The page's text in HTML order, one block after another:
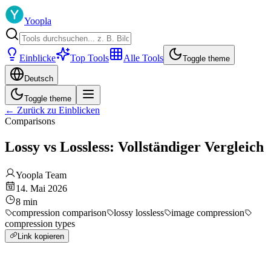
Yoopla
Einblicke Top Tools Alle Tools Toggle theme
Deutsch
Toggle theme
← Zurück zu Einblicken
Comparisons
Lossy vs Lossless: Vollständiger Vergleich
Yoopla Team
14. Mai 2026
8 min
compression comparison
lossy lossless
image compression
compression types
Link kopieren